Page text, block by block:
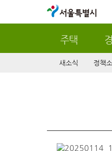
서울특별시
주택
새소식 정책